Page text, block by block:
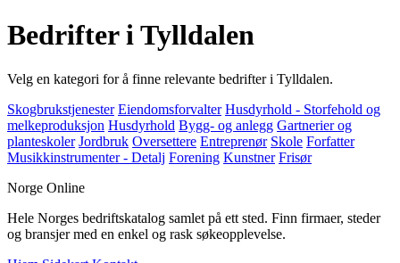
Bedrifter i Tylldalen
Velg en kategori for å finne relevante bedrifter i Tylldalen.
Skogbrukstjenester Eiendomsforvalter Husdyrhold - Storfehold og
melkeproduksjon Husdyrhold Bygg- og anlegg Gartnerier og
planteskoler Jordbruk Oversettere Entreprenør Skole Forfatter
Musikkinstrumenter - Detalj Forening Kunstner Frisør
Norge Online
Hele Norges bedriftskatalog samlet på ett sted. Finn firmaer, steder
og bransjer med en enkel og rask søkeopplevelse.